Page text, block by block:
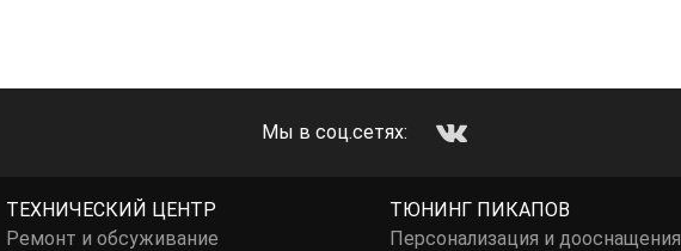
Мы в соц.сетях:
ТЕХНИЧЕСКИЙ ЦЕНТР
Ремонт и обсуживание
ТЮНИНГ ПИКАПОВ
Персонализация и дооснащения